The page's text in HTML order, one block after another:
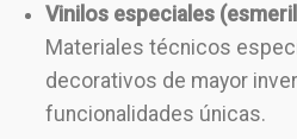
Vinilos especiales
Materiales técnicos
decorativos de mayor
funcionalidades únicas.